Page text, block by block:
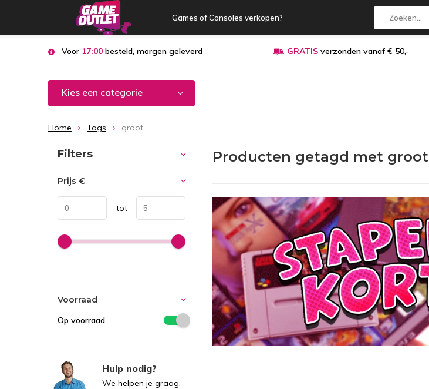
Games of Consoles verkopen?
Voor 17:00 besteld, morgen geleverd GRATISverzonden vanaf € 50,-
Kies een categorie
Home Tags groot
Producten getagd met groot
Sorteren op:
Filters
Prijs €
tot
Voorraad
Op voorraad
Hulp nodig?
We helpen je graag.